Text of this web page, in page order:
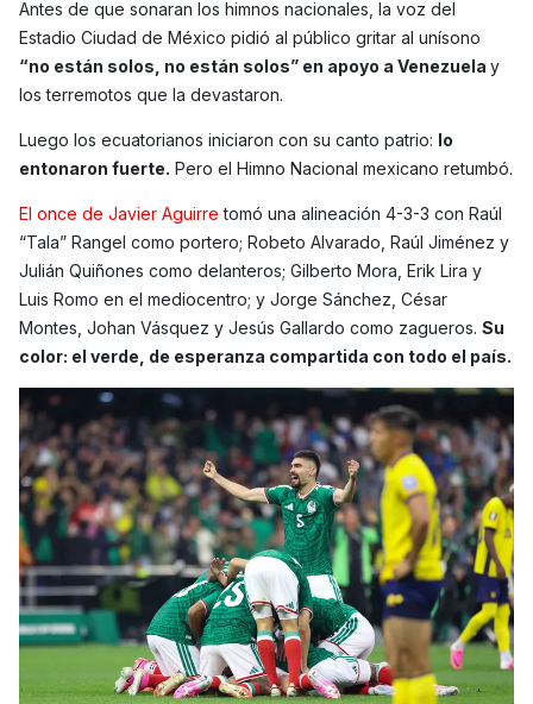
Antes de que sonaran los himnos nacionales, la voz del
Estadio Ciudad de México pidió al público gritar al unísono
“no están solos, no están solos” en apoyo a Venezuela y
los terremotos que la devastaron.
Luego los ecuatorianos iniciaron con su canto patrio: lo
entonaron fuerte. Pero el Himno Nacional mexicano retumbó.
El once de Javier Aguirre tomó una alineación 4-3-3 con Raúl
“Tala” Rangel como portero; Robeto Alvarado, Raúl Jiménez y
Julián Quiñones como delanteros; Gilberto Mora, Erik Lira y
Luis Romo en el mediocentro; y Jorge Sánchez, César
Montes, Johan Vásquez y Jesús Gallardo como zagueros. Su
color: el verde, de esperanza compartida con todo el país.